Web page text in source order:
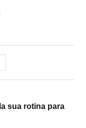
sua rotina para